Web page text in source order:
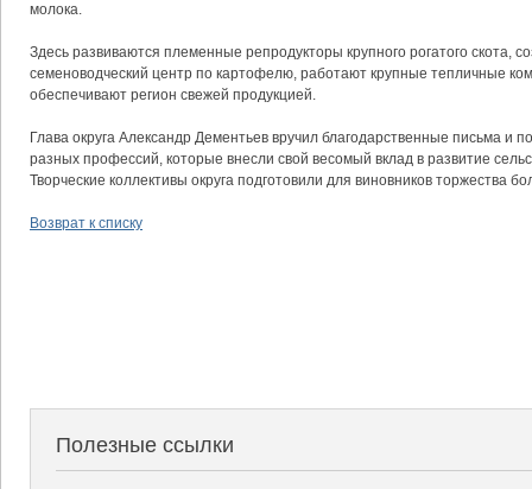
молока.
Здесь развиваются племенные репродукторы крупного рогатого скота,
семеноводческий центр по картофелю, работают крупные тепличные
обеспечивают регион свежей продукцией.
Глава округа Александр Дементьев вручил благодарственные письма и
разных профессий, которые внесли свой весомый вклад в развитие
Творческие коллективы округа подготовили для виновников торжества
Возврат к списку
Полезные ссылки